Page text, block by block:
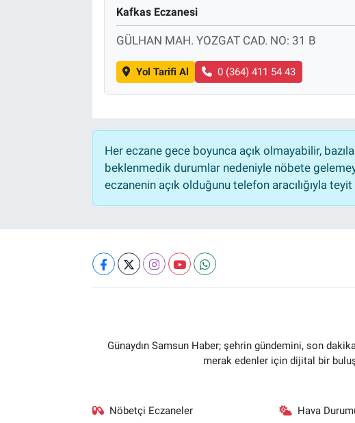
Kafkas Eczanesi
GÜLHAN MAH. YOZGAT CAD. NO: 31 B
Yol Tarifi Al 0 (364) 411 54 43
Her eczane gece boyunca açık olmayabilir,
beklenmedik durumlar nedeniyle nöbete
eczanenin açık olduğunu telefon aracılığıyla
Günaydın Samsun Haber; şehrin gündemini, son
merak edenler için dijital bir
Nöbetçi Eczaneler Hava